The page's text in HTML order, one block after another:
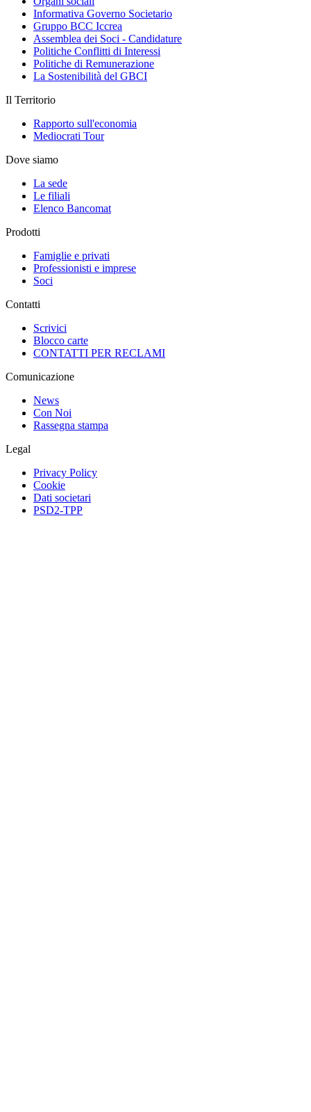
Informativa Governo Societario
Gruppo BCC Iccrea
Assemblea dei Soci - Candidature
Politiche Conflitti di Interessi
Politiche di Remunerazione
La Sostenibilità del GBCI
Il Territorio
Rapporto sull'economia
Mediocrati Tour
Dove siamo
La sede
Le filiali
Elenco Bancomat
Prodotti
Famiglie e privati
Professionisti e imprese
Soci
Contatti
Scrivici
Blocco carte
CONTATTI PER RECLAMI
Comunicazione
News
Con Noi
Rassegna stampa
Legal
Privacy Policy
Cookie
Dati societari
PSD2-TPP